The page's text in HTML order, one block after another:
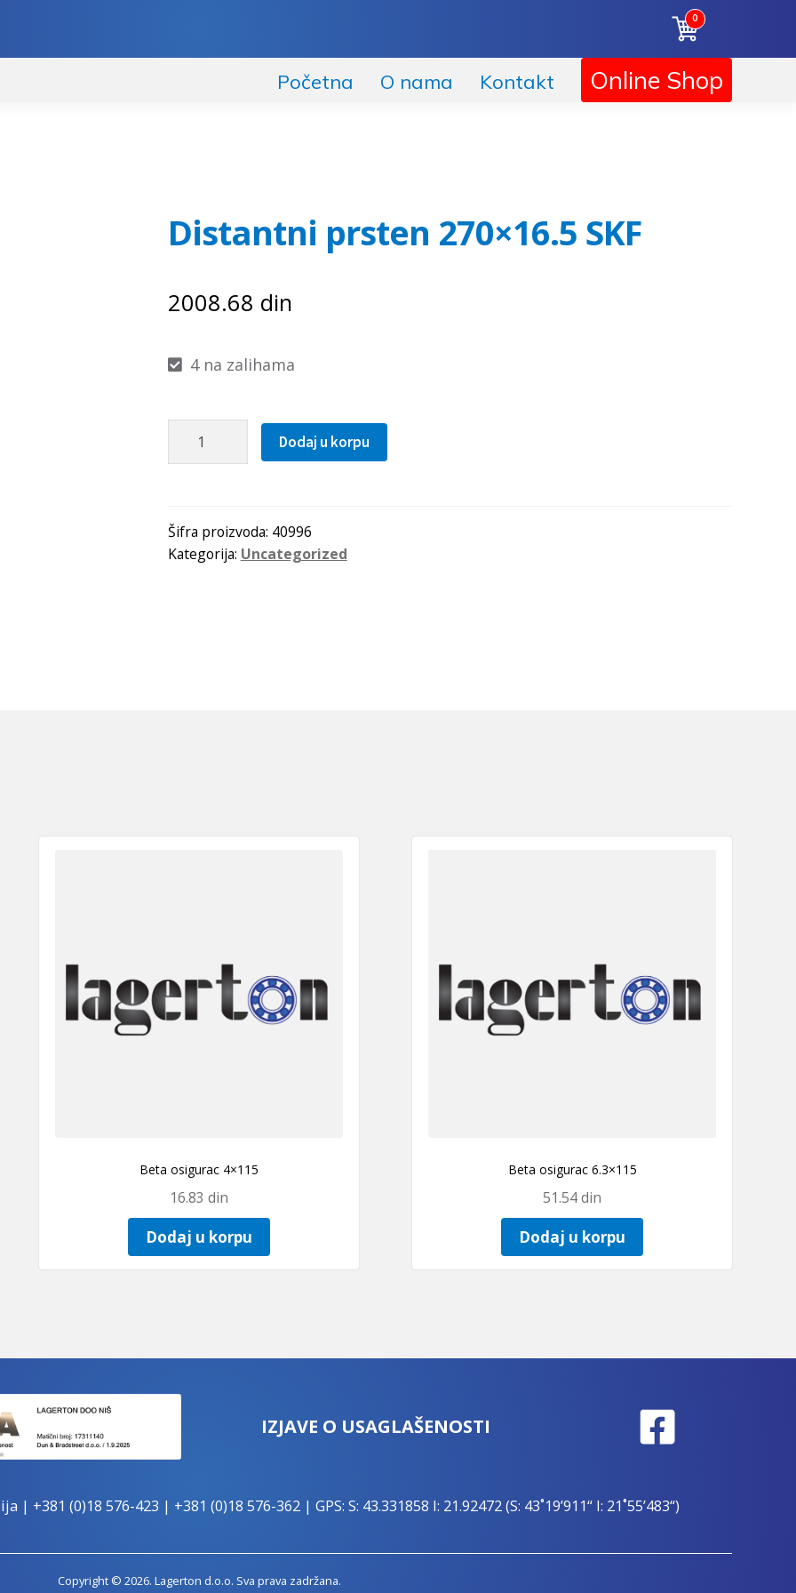
0
Početna O nama Kontakt Online Shop
Distantni prsten 270×16.5 SKF
2008.68 din
4 na zalihama
Distantni
količina
Dodaj u korpu
Šifra proizvoda: 40996
Kategorija: Uncategorized
Beta osigurac 4×115
16.83 din
Dodaj u korpu
Beta osigurac 6.3×115
51.54din
Dodaj u korpu
IZJAVE O USAGLAŠENOSTI
| +381 (0)18 576-423 | +381 (0)18 576-362 | GPS: S: 43.331858 I: 21.92472 (S: 43˚19’911“ I: 21˚55’483“)
Copyright © 2026. Lagerton d.o.o. Sva prava zadržana.